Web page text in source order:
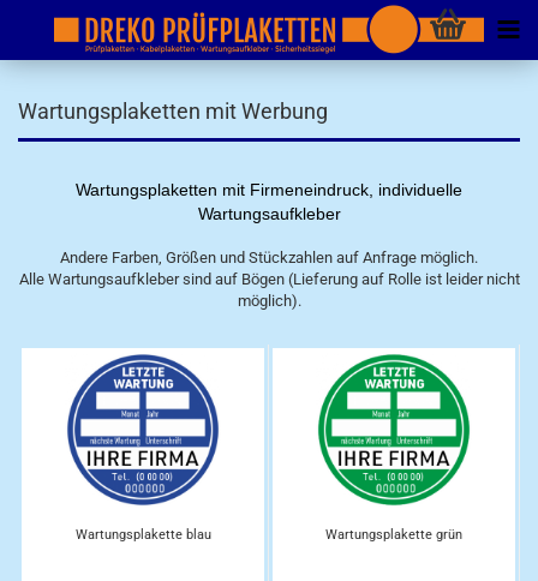
Wartungsplaketten mit Werbung
Wartungsplaketten mit Firmeneindruck, individuelle
Wartungsaufkleber
Andere Farben, Größen und Stückzahlen auf Anfrage möglich.
Alle Wartungsaufkleber sind auf Bögen (Lieferung auf Rolle ist leider nicht
möglich).
Wartungsplakette blau Wartungsplakette grün